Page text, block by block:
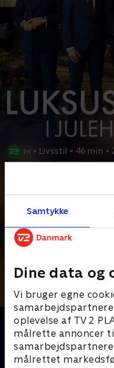
Samtykke
Dine data og
Vi bruger egne
oplevelse af TV 2
målrette annoncer
målrettet
• Livsstil • 46 min •
Kom indenfor på det
jul - fra den ekstravagante
*Kræver pakken Basis.